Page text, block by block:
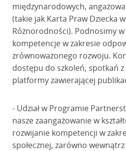
międzynarodowych,
(takie jak Karta Praw Dziecka
Różnorodności). Podnosimy
kompetencje w zakresie
zrównoważonego rozwoju.
dostępu do szkoleń, spotkań
platformy zawierającej
- Udział w Programie
nasze zaangażowanie w
rozwijanie kompetencji w
społecznej, zarówno